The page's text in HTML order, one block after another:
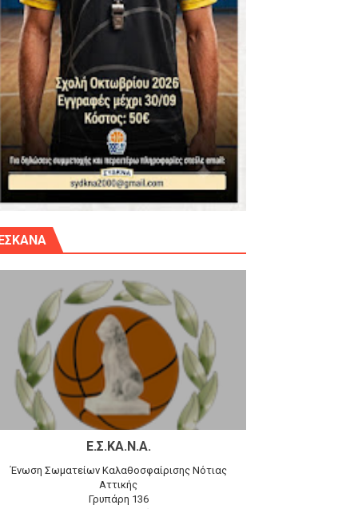
στην Ένωση
-20 77-69 την φοβερή Προοδευτική
Δημητρίου την Κυριακή 14.6.26
Προφήτη Ηλία 78-74 στα Καμίνια
Ε.Σ.ΚΑ.Ν.Α.
Ένωση Σωματείων Καλαθοσφαίρισης Νότιας
Αττικής
Γρυπάρη 136